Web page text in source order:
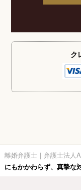
ク
離婚弁護士｜弁護士法人
にもかかわらず、真摯な